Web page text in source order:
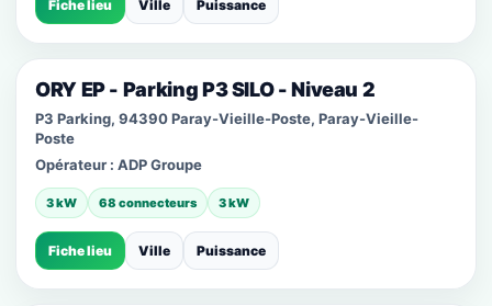
Fiche lieu Ville Puissance
ORY EP - Parking P3 SILO - Niveau 2
P3 Parking, 94390 Paray-Vieille-Poste, Paray-Vieille-
Poste
Opérateur : ADP Groupe
3 kW 68 connecteurs 3 kW
Fiche lieu Ville Puissance